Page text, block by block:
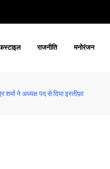
राजनीति मनोरंजन
शर्मा ने अध्यक्ष पद से दिया इस्तीफ़ा